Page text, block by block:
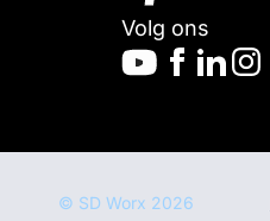
Volg ons
© SD Worx 2026